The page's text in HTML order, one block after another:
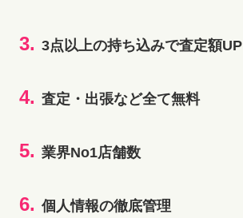
3. 3点以上の持ち込みで査定額UP
4. 査定・出張など全て無料
5. 業界No1店舗数
6. 個人情報の徹底管理